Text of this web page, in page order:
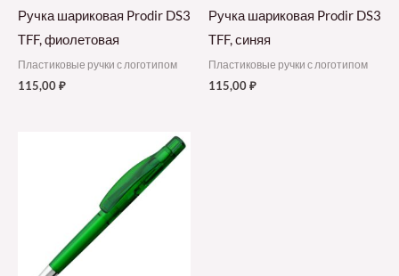
Ручка шариковая Prodir DS3
TFF, фиолетовая
Пластиковые ручки с логотипом
115,00₽
Ручка шариковая Prodir DS3
TFF, синяя
Пластиковые ручки с логотипом
115,00₽